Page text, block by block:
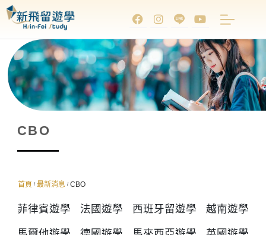
CBO
首頁 / 最新消息 / CBO
菲律賓遊學 法國遊學 西班牙留遊學 越南遊學